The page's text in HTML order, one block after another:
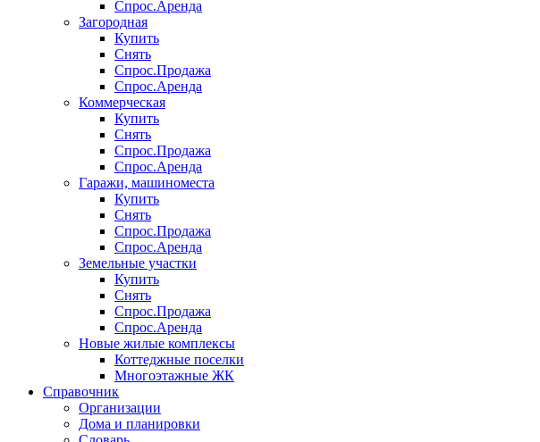
Спрос.Аренда
Загородная
Купить
Снять
Спрос.Продажа
Спрос.Аренда
Коммерческая
Купить
Снять
Спрос.Продажа
Спрос.Аренда
Гаражи, машиноместа
Купить
Снять
Спрос.Продажа
Спрос.Аренда
Земельные участки
Купить
Снять
Спрос.Продажа
Спрос.Аренда
Новые жилые комплексы
Коттеджные поселки
Многоэтажные ЖК
Справочник
Организации
Дома и планировки